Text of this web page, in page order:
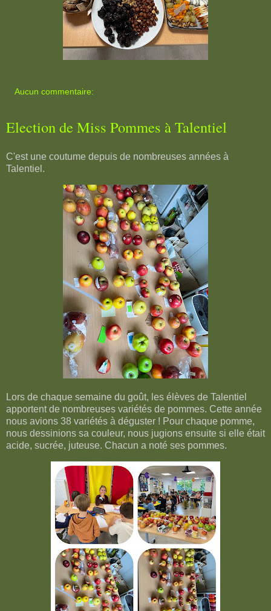
Aucun commentaire:
Election de Miss Pommes à Talentiel
C'est une coutume depuis de nombreuses années à
Talentiel.
Lors de chaque semaine du goût, les élèves de Talentiel
apportent de nombreuses variétés de pommes. Cette année
nous avions 38 variétés à déguster ! Pour chaque pomme,
nous dessinions sa couleur, nous jugions ensuite si elle était
acide, sucrée, juteuse. Chacun a noté ses pommes.